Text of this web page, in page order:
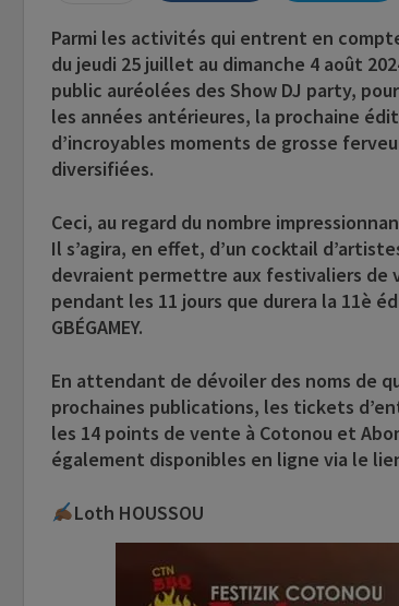
Parmi les activités qui entrent en
du jeudi 25 juillet au dimanche 4 août
public auréolées des Show DJ party,
les années antérieures, la prochaine
d’incroyables moments de grosse
diversifiées.
Ceci, au regard du nombre
Il s’agira, en effet, d’un cocktail
devraient permettre aux festivaliers de
pendant les 11 jours que durera la 11è
GBÉGAMEY.
En attendant de dévoiler des noms de
prochaines publications, les tickets
les 14 points de vente à Cotonou et
également disponibles en ligne via le
Loth HOUSSOU